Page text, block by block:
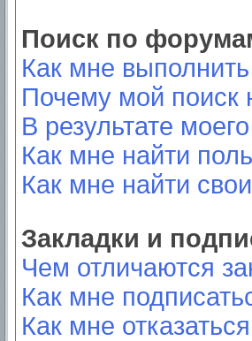
Поиск по
Как мне
Почему мой поиск
В результате
Как мне найти
Как мне найти
Закладки и
Чем отличаются
Как мне
Как мне